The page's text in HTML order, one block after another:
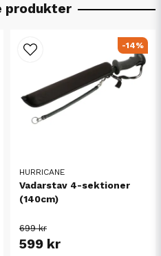
produkter
HURRICANE
Vadarstav 4-sektioner
(140cm)
699 kr
599 kr
-14%